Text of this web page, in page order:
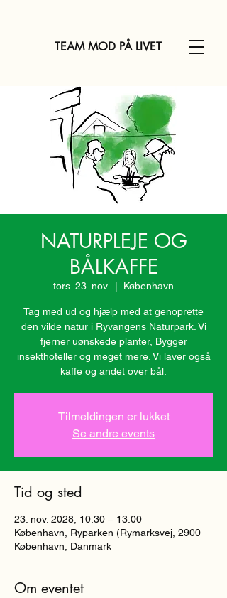
TEAM MOD PÅ LIVET
NATURPLEJE OG
BÅLKAFFE
tors. 23. nov. København
Tag med ud og hjælp med at genoprette
den vilde natur i Ryvangens Naturpark. Vi
fjerner uønskede planter, Bygger
insekthoteller og meget mere. Vi laver også
kaffe og andet over bål.
Tilmeldingen er lukket
Se andre events
Tid og sted
23. nov. 2028, 10.30 – 13.00
København, Ryparken (Rymarksvej, 2900
København, Danmark
Om eventet